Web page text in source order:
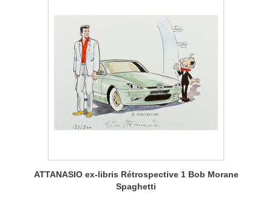
ATTANASIO ex-libris Rétrospective 1 Bob Morane
Spaghetti